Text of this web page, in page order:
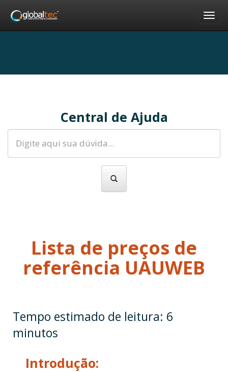
Central de Ajuda
Lista de preços de
referência UAUWEB
Introdução: